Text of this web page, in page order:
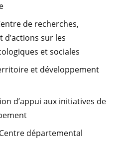
de recherches,
d’actions sur les
et sociales
et développement
d’appui aux initiatives de
départemental